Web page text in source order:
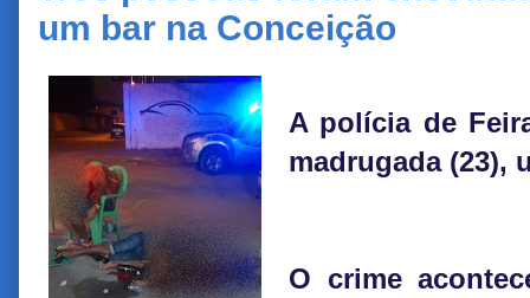
um bar na Conceição
A polícia de
madrugada (23),
O crime